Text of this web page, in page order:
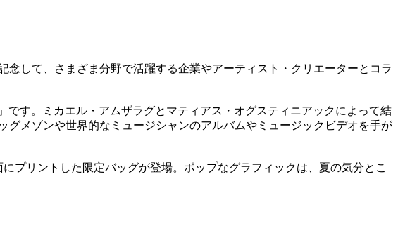
して、さまざま分野で活躍する企業やアーティスト・クリエーターとコラ
す。ミカエル・アムザラグとマティアス・オグスティニアックによって結
メゾンや世界的なミュージシャンのアルバムやミュージックビデオを手が
プリントした限定バッグが登場。ポップなグラフィックは、夏の気分とこ